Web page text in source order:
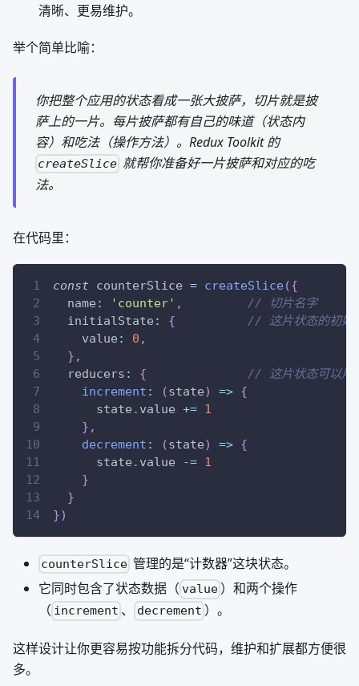
清晰、更易维护。
举个简单比喻：
你把整个应用的状态看成一张大披萨，切片就是披
萨上的一片。每片披萨都有自己的味道（状态内
容）和吃法（操作方法）。Redux Toolkit 的
createSlice 就帮你准备好一片披萨和对应的吃
法。
在代码里：
const counterSlice = createSlice({
  name
: 'counter' ,
// 切片名字
  initialState
: {
// 这片状态的初始
    value
: 0 ,
} ,
  reducers
: {
// 这片状态可以用
increment : (state) => {
      state
. value += 1
} ,
decrement : (state) => {
      state
. value -= 1
}
}
})
counterSlice 管理的是“计数器”这块状态。
它同时包含了状态数据（ value ）和两个操作
（ increment 、 decrement ）。
这样设计让你更容易按功能拆分代码，维护和扩展都方便很
多。